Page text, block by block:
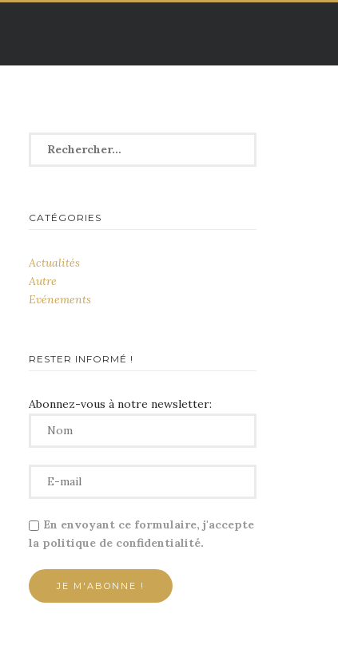
CATÉGORIES
Actualités
Autre
Evénements
RESTER INFORMÉ !
Abonnez-vous à notre newsletter:
En envoyant ce formulaire, j'accepte
la politique de confidentialité.